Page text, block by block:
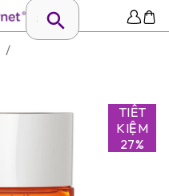
/
TIẾT
KIỆM
27%